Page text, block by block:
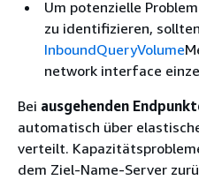
Um potenzielle
zu identifizieren,
InboundQueryVolume
network interface
Bei ausgehenden
automatisch über
verteilt.
dem Ziel-Name-Server